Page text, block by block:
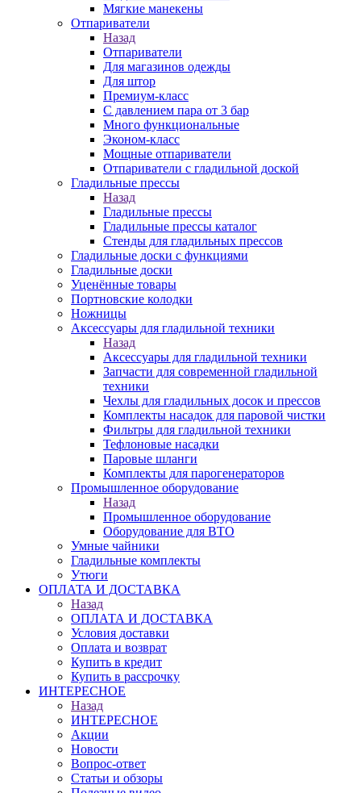
Мягкие манекены
Отпариватели
Назад
Отпариватели
Для магазинов одежды
Для штор
Премиум-класс
С давлением пара от 3 бар
Много функциональные
Эконом-класс
Мощные отпариватели
Отпариватели с гладильной доской
Гладильные прессы
Назад
Гладильные прессы
Гладильные прессы каталог
Стенды для гладильных прессов
Гладильные доски с функциями
Гладильные доски
Уценённые товары
Портновские колодки
Ножницы
Аксессуары для гладильной техники
Назад
Аксессуары для гладильной техники
Запчасти для современной гладильной
техники
Чехлы для гладильных досок и прессов
Комплекты насадок для паровой чистки
Фильтры для гладильной техники
Тефлоновые насадки
Паровые шланги
Комплекты для парогенераторов
Промышленное оборудование
Назад
Промышленное оборудование
Оборудование для ВТО
Умные чайники
Гладильные комплекты
Утюги
ОПЛАТА И ДОСТАВКА
Назад
ОПЛАТА И ДОСТАВКА
Условия доставки
Оплата и возврат
Купить в кредит
Купить в рассрочку
ИНТЕРЕСНОЕ
Назад
ИНТЕРЕСНОЕ
Акции
Новости
Вопрос-ответ
Статьи и обзоры